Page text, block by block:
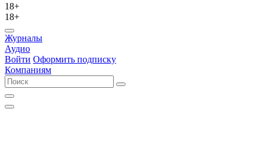
18+
18+
Журналы
Аудио
Войти Оформить подписку
Компаниям